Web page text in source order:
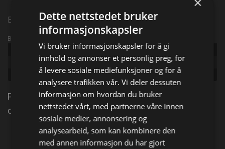
Episode 9
Broadcast info
2008
Bonnie and Clyde
Dokumentar
PSPCA hjelper hunden Clyde. Han er blitt angrepet
og etterlatt for å død.
Dette nettstedet bruker
informasjonskapsler
Vi bruker informasjonskapsler for å gi
innhold og annonser et personlig preg, for
å levere sosiale mediefunksjoner og for å
analysere trafikken vår. Vi deler dessuten
informasjon om hvordan du bruker
nettstedet vårt, med partnerne våre innen
sosiale medier, annonsering og
analysearbeid, som kan kombinere den
med annen informasjon du har gjort